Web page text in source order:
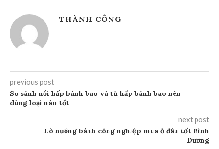
THÀNH CÔNG
previous post
So sánh nồi hấp bánh bao và tủ hấp bánh bao nên
dùng loại nào tốt
next post
Lò nướng bánh công nghiệp mua ở đâu tốt Bình
Dương